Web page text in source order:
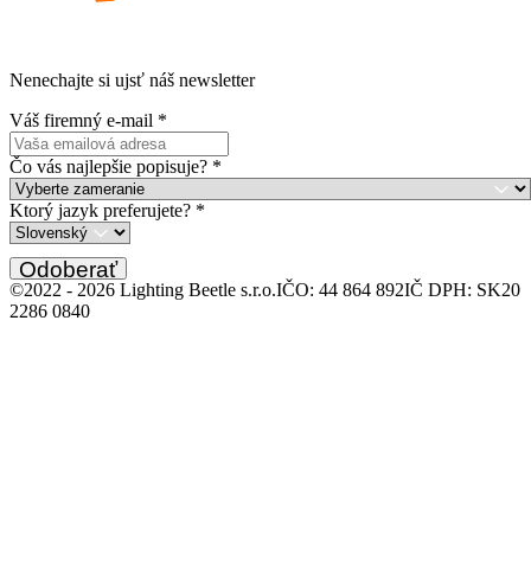
Nenechajte si ujsť náš newsletter
Váš firemný e-mail *
Čo vás najlepšie popisuje? *
Ktorý jazyk preferujete? *
Odoberať
©2022 - 2026 Lighting Beetle s.r.o.IČO: 44 864 892IČ DPH: SK20
2286 0840